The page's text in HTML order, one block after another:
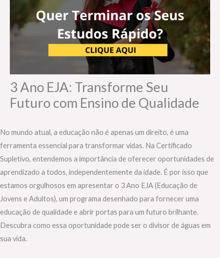
3 Ano EJA: Transforme Seu
Futuro com Ensino de Qualidade
No mundo atual, a educação não é apenas um direito, é uma
ferramenta essencial para transformar vidas. Na Certificado
Supletivo, entendemos a importância de oferecer oportunidades de
aprendizado a todos, independentemente da idade. É por isso que
estamos orgulhosos em apresentar o 3 Ano EJA (Educação de
Jovens e Adultos), um programa desenhado para fornecer uma
educação de qualidade e abrir portas para um futuro brilhante.
Descubra como essa oportunidade pode ser o divisor de águas em
sua vida.